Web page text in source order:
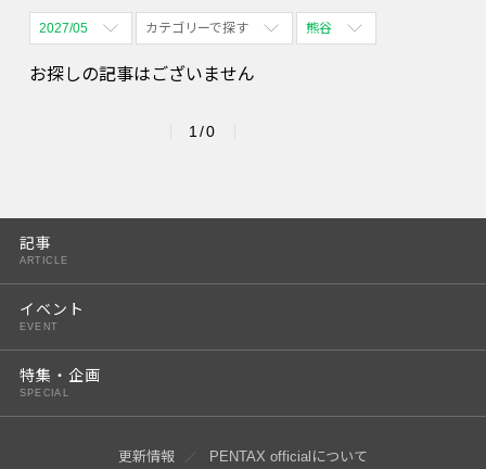
2027/05
全期間
2026/11
2027/01
2027/03
カテゴリーで探す
全て表示
熊谷
お探しの記事はございません
1/0
記事
ARTICLE
イベント
EVENT
特集・企画
SPECIAL
更新情報 PENTAX officialについて